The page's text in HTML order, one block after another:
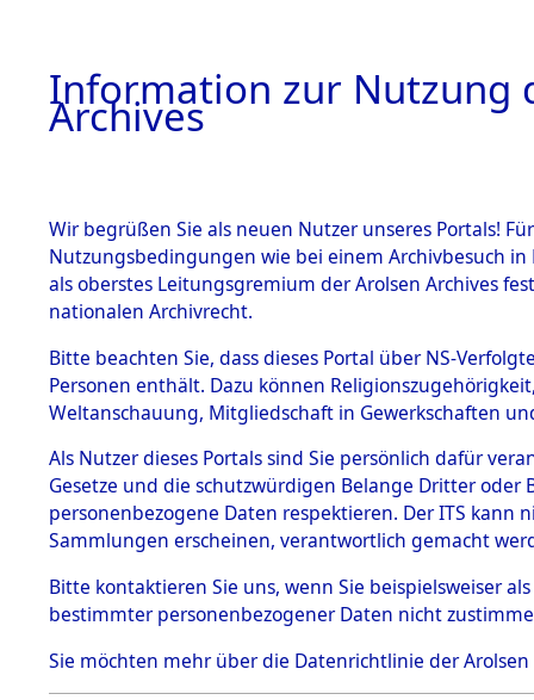
BESTÄNDE
1.
Inhaftierungsdoku
mente
1.2.9 Beim ITS
Effekten
1.2.9.1
Effekten aus
dem KZ
Dachau
1.2.9.2
Effekten aus
dem KZ
Bayerisches
0003
Information zur Nutzung
Archives
Wir begrüßen Sie als neuen Nutzer unseres Portals!
Nutzungsbedingungen wie bei einem Archivbesuch
als oberstes Leitungsgremium der Arolsen Archives
nationalen Archivrecht.
Bitte beachten Sie, dass dieses Portal über NS-
Personen enthält. Dazu können
Weltanschauung, Mitgliedschaft in Gewerkschaften
Als Nutzer dieses Portals sind Sie persönlich dafür
Gesetze und die schutzwürdigen Belange Dritter
personenbezogene Daten respektieren. Der ITS
Sammlungen erscheinen, verantwortlich gemacht
Bitte kontaktieren Sie uns, wenn Sie beispielsweiser
bestimmter personenbezogener Daten nicht
Sie möchten mehr über die Datenrichtlinie der Arolsen